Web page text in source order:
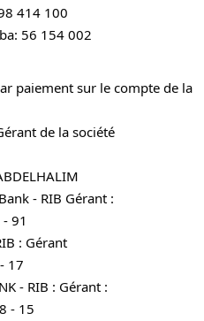
414 100
56 154 002
paiement sur le compte de la
de la société
- RIB Gérant :
91
: Gérant
17
- RIB : Gérant :
- 15